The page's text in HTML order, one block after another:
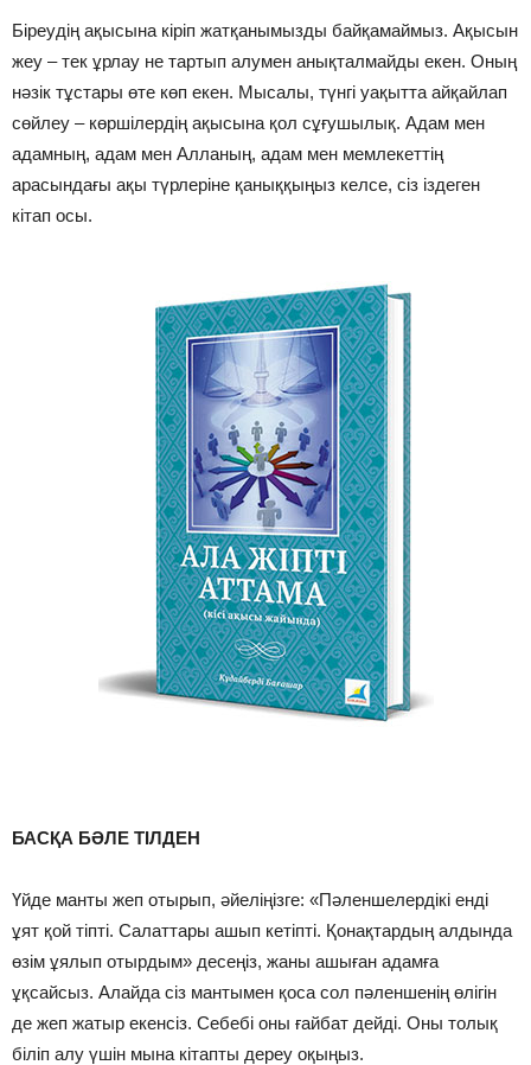
Біреудің ақысына кіріп жатқанымызды байқамаймыз. Ақысын
жеу – тек ұрлау не тартып алумен анықталмайды екен. Оның
нәзік тұстары өте көп екен. Мысалы, түнгі уақытта айқайлап
сөйлеу – көршілердің ақысына қол сұғушылық. Адам мен
адамның, адам мен Алланың, адам мен мемлекеттің
арасындағы ақы түрлеріне қаныққыңыз келсе, сіз іздеген
кітап осы.
БАСҚА БӘЛЕ ТІЛДЕН
Үйде манты жеп отырып, әйеліңізге: «Пәленшелердікі енді
ұят қой тіпті. Салаттары ашып кетіпті. Қонақтардың алдында
өзім ұялып отырдым» десеңіз, жаны ашыған адамға
ұқсайсыз. Алайда сіз мантымен қоса сол пәленшенің өлігін
де жеп жатыр екенсіз. Себебі оны ғайбат дейді. Оны толық
біліп алу үшін мына кітапты дереу оқыңыз.